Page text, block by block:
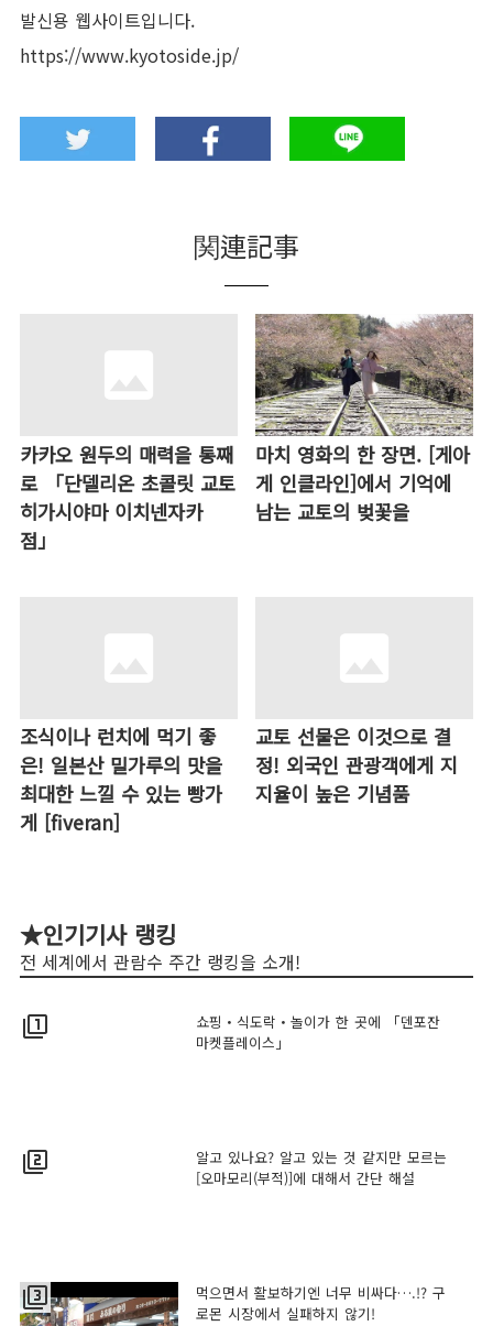
발신용 웹사이트입니다.
https://www.kyotoside.jp/
関連記事
카카오 원두의 매력을 통째
로 「단델리온 초콜릿 교토
히가시야마 이치넨자카
점」
마치 영화의 한 장면. [게아
게 인클라인]에서 기억에
남는 교토의 벚꽃을
조식이나 런치에 먹기 좋
은! 일본산 밀가루의 맛을
최대한 느낄 수 있는 빵가
게 [fiveran]
교토 선물은 이것으로 결
정! 외국인 관광객에게 지
지율이 높은 기념품
★인기기사 랭킹
전 세계에서 관람수 주간 랭킹을 소개!
filter_1
쇼핑・식도락・놀이가 한 곳에 「덴포잔
마켓플레이스」
filter_2
알고 있나요? 알고 있는 것 같지만 모르는
[오마모리(부적)]에 대해서 간단 해설
filter_3
먹으면서 활보하기엔 너무 비싸다….!? 구
로몬 시장에서 실패하지 않기!